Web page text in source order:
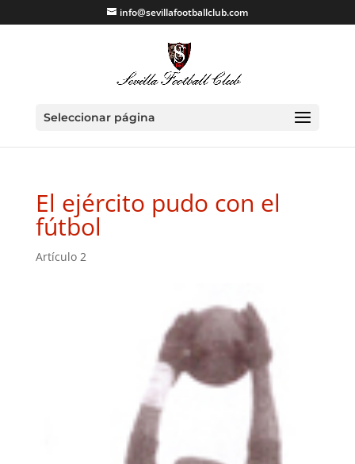
info@sevillafootballclub.com
Seleccionar página
El ejército pudo con el
fútbol
Artículo 2